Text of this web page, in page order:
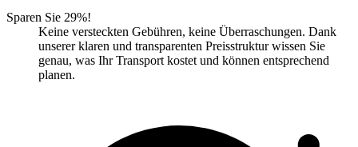
Sparen Sie 29%!
Keine versteckten Gebühren, keine Überraschungen. Dank
unserer klaren und transparenten Preisstruktur wissen Sie
genau, was Ihr Transport kostet und können entsprechend
planen.